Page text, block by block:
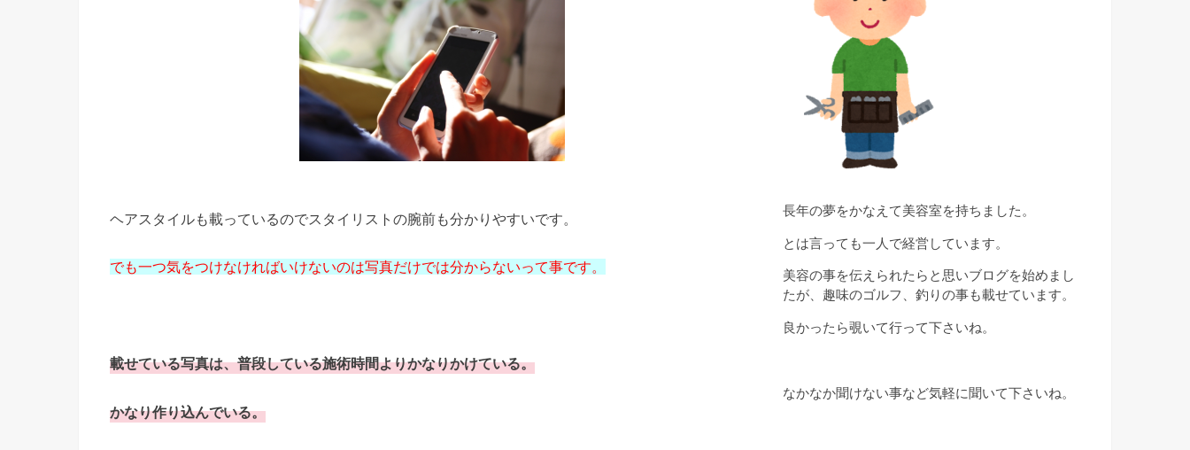
ヘアスタイルも載っているのでスタイリストの腕前も分かりやすいです。
でも一つ気をつけなければいけないのは写真だけでは分からないって事です。
載せている写真は、普段している施術時間よりかなりかけている。
かなり作り込んでいる。
長年の夢をかなえて美容室を持ちました。
とは言っても一人で経営しています。
美容の事を伝えられたらと思いブログを始めまし
たが、趣味のゴルフ、釣りの事も載せています。
良かったら覗いて行って下さいね。
なかなか聞けない事など気軽に聞いて下さいね。